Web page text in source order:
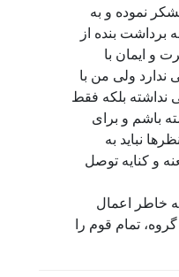
نموده و به
بنده از
و ایمان با
ندارد ولی من با
بلکه فقط
باشم و برای
نباید به
و کنایه توصل
خاطر اعمال
تمام قوم را